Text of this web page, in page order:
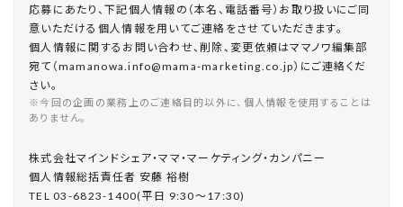
応募にあたり、下記個人情報の（本名、電話番号）お取り扱いにご同
意いただける個人情報を用いてご連絡をさせていただきます。
個人情報に関するお問い合わせ、削除、変更依頼はママノワ編集部
宛て（mamanowa.info@mama-marketing.co.jp）にご連絡くだ
さい。
※今回の企画の業務上のご連絡目的以外に、個人情報を使用することは
ありません。
株式会社マインドシェア・ママ・マーケティング・カンパニー
個⼈情報総括責任者 安藤 裕樹
TEL 03-6823-1400(平⽇ 9:30〜17:30)